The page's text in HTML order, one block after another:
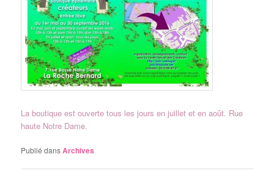
La boutique est ouverte tous les jours en juillet et en août. Rue
haute Notre Dame.
Publié dansArchives